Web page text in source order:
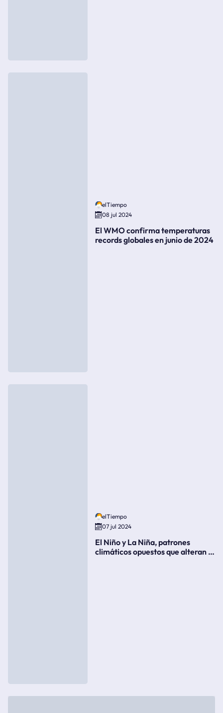
elTiempo
08 jul 2024
El WMO confirma temperaturas
records globales en junio de 2024
elTiempo
07 jul 2024
El Niño y La Niña, patrones
climáticos opuestos que alteran la